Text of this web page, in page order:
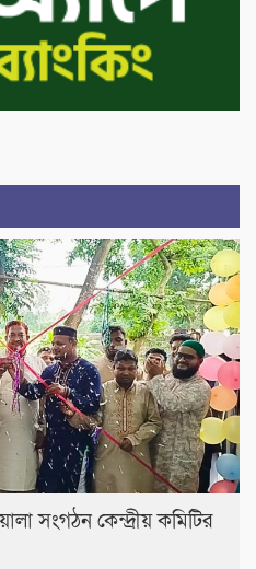
সংগঠন কেন্দ্রীয় কমিটির